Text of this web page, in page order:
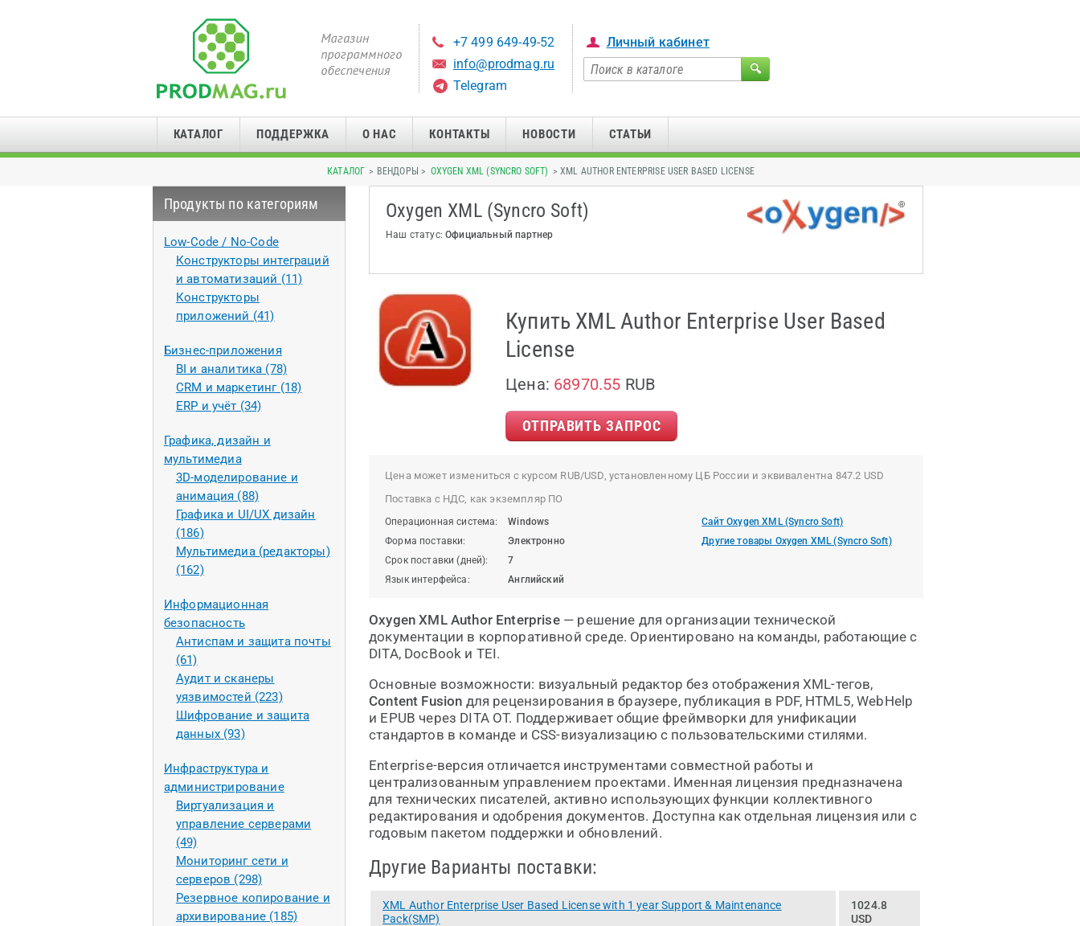
+7 499 649-49-52
info@prodmag.ru
Telegram
Личный кабинет
КАТАЛОГ ПОДДЕРЖКА О НАС КОНТАКТЫ НОВОСТИ СТАТЬИ
КАТАЛОГ > ВЕНДОРЫ > OXYGEN XML (SYNCRO SOFT) > XML AUTHOR ENTERPRISE USER BASED LICENSE
Продукты по категориям
Low-Code / No-Code
Конструкторы интеграций
и автоматизаций (11)
Конструкторы
приложений (41)
Бизнес-приложения
BI и аналитика (78)
CRM и маркетинг (18)
ERP и учёт (34)
Графика, дизайн и
мультимедиа
3D-моделирование и
анимация (88)
Графика и UI/UX дизайн
(186)
Мультимедиа (редакторы)
(162)
Информационная
безопасность
Антиспам и защита почты
(61)
Аудит и сканеры
уязвимостей (223)
Шифрование и защита
данных (93)
Инфраструктура и
администрирование
Виртуализация и
управление серверами
(49)
Мониторинг сети и
серверов (298)
Резервное копирование и
архивирование (185)
Oxygen XML (Syncro Soft)
Наш статус:Официальный партнер
Купить XML Author Enterprise User Based
License
Цена: 68970.55 RUB
ОТПРАВИТЬ ЗАПРОС
Цена может измениться с курсом RUB/USD, установленному ЦБ России и эквивалентна 847.2 USD
Поставка с НДС, как экземпляр ПО
Операционная система:
Windows
Форма поставки:
Электронно
Срок поставки (дней):
7
Язык интерфейса:
Английский
Сайт Oxygen XML (Syncro Soft)
Другие товары Oxygen XML (Syncro Soft)
Oxygen XML Author Enterprise— решение для организации технической
документации в корпоративной среде. Ориентировано на команды, работающие с
DITA, DocBook и TEI.
Основные возможности: визуальный редактор без отображения XML-тегов,
Content Fusion для рецензирования в браузере, публикация в PDF, HTML5, WebHelp
и EPUB через DITA OT. Поддерживает общие фреймворки для унификации
стандартов в команде и CSS-визуализацию с пользовательскими стилями.
Enterprise-версия отличается инструментами совместной работы и
централизованным управлением проектами. Именная лицензия предназначена
для технических писателей, активно использующих функции коллективного
редактирования и одобрения документов. Доступна как отдельная лицензия или с
годовым пакетом поддержки и обновлений.
Другие Варианты поставки:
XML Author Enterprise User Based License with 1 year Support & Maintenance
Pack(SMP)
1024.8
USD